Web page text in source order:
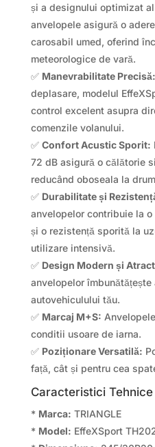
și a designului optimizat
anvelopele asigură o
carosabil umed, oferind
meteorologice de vară.
✅ Manevrabilitate Precisă:
deplasare, modelul
control excelent asupra
comenzile volanului.
✅ Confort Acustic Sporit:
72 dB asigură o călătorie
reducând oboseala la
✅ Durabilitate și
anvelopelor contribuie la
și o rezistență sporită la
utilizare intensivă.
✅ Design Modern și
anvelopelor
autovehiculului tău.
✅ Marcaj M+S:
conditii usoare de iarna.
✅ Poziționare Versatilă:
față, cât și pentru cea
Caracteristici Tehnice
* Marca: TRIANGLE
* Model: EffeXSport